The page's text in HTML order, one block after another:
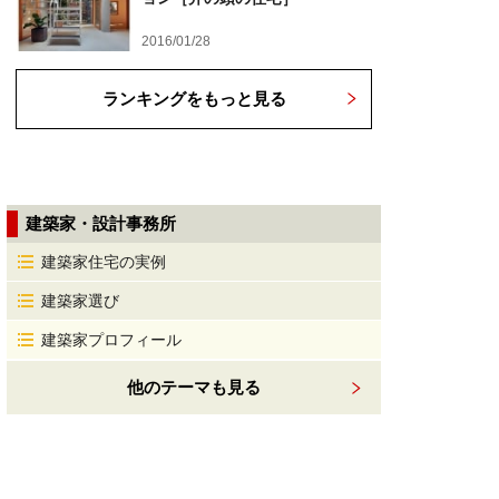
2016/01/28
ランキングをもっと見る
建築家・設計事務所
建築家住宅の実例
建築家選び
建築家プロフィール
他のテーマも見る